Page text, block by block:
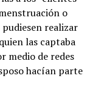
o
realizar
las captaba
medio de redes
hacían parte